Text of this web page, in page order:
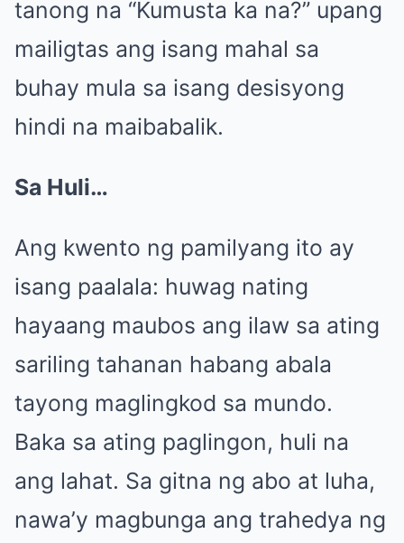
tanong na “Kumusta ka na?” upang
mailigtas ang isang mahal sa
buhay mula sa isang desisyong
hindi na maibabalik.
Sa Huli…
Ang kwento ng pamilyang ito ay
isang paalala: huwag nating
hayaang maubos ang ilaw sa ating
sariling tahanan habang abala
tayong maglingkod sa mundo.
Baka sa ating paglingon, huli na
ang lahat. Sa gitna ng abo at luha,
nawa’y magbunga ang trahedya ng